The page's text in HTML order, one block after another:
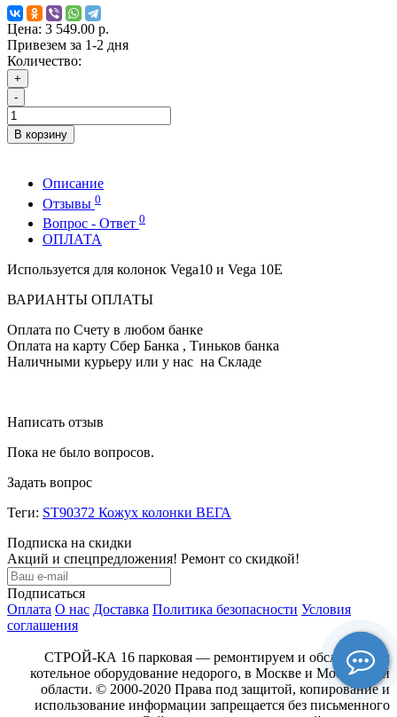
Цена: 3 549.00 р.
Привезем за 1-2 дня
Количество:
+
-
В корзину
Описание
Отзывы 0
Вопрос - Ответ 0
ОПЛАТА
Используется для колонок Vega10 и Vega 10E
ВАРИАНТЫ ОПЛАТЫ
Оплата по Счету в любом банке
Оплата на карту Сбер Банка , Тиньков банка
Наличными курьеру или у нас на Складе
Написать отзыв
Пока не было вопросов.
Задать вопрос
Теги: ST90372 Кожух колонки ВЕГА
Подписка на скидки
Акций и спецпредложения! Ремонт со скидкой!
Подписаться
Оплата О нас Доставка Политика безопасности Условия
соглашения
СТРОЙ-КА 16 парковая — ремонтируем и обслуживаем
котельное оборудование недорого, в Москве и Московской
области. © 2000-2020 Права под защитой, копирование и
использование информации запрещается без письменного